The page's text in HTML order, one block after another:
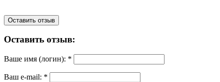
Оставить отзыв
Оставить отзыв:
Ваше имя (логин): *
Ваш e-mail: *